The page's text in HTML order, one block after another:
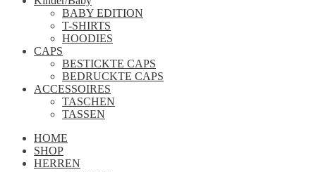
BABY EDITION
T-SHIRTS
HOODIES
CAPS
BESTICKTE CAPS
BEDRUCKTE CAPS
ACCESSOIRES
TASCHEN
TASSEN
HOME
SHOP
HERREN